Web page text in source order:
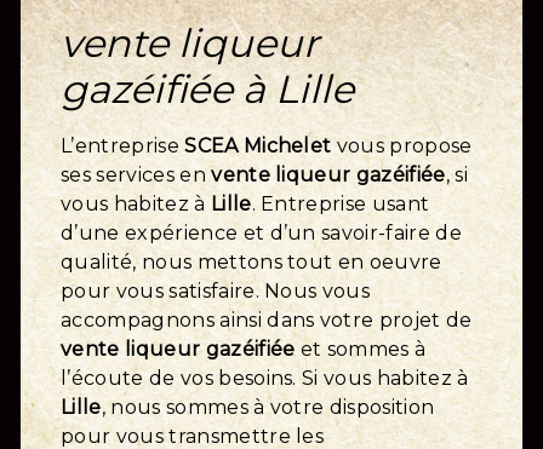
vente liqueur
gazéifiée à Lille
L’entrepriseSCEA Michelet vous propose
ses services envente liqueur gazéifiée, si
vous habitez àLille. Entreprise usant
d’une expérience et d’un savoir-faire de
qualité, nous mettons tout en oeuvre
pour vous satisfaire. Nous vous
accompagnons ainsi dans votre projet de
vente liqueur gazéifiée et sommes à
l’écoute de vos besoins. Si vous habitez à
Lille, nous sommes à votre disposition
pour vous transmettre les